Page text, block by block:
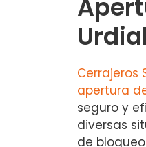
Cerrajeros
apertura
seguro y
diversas
de